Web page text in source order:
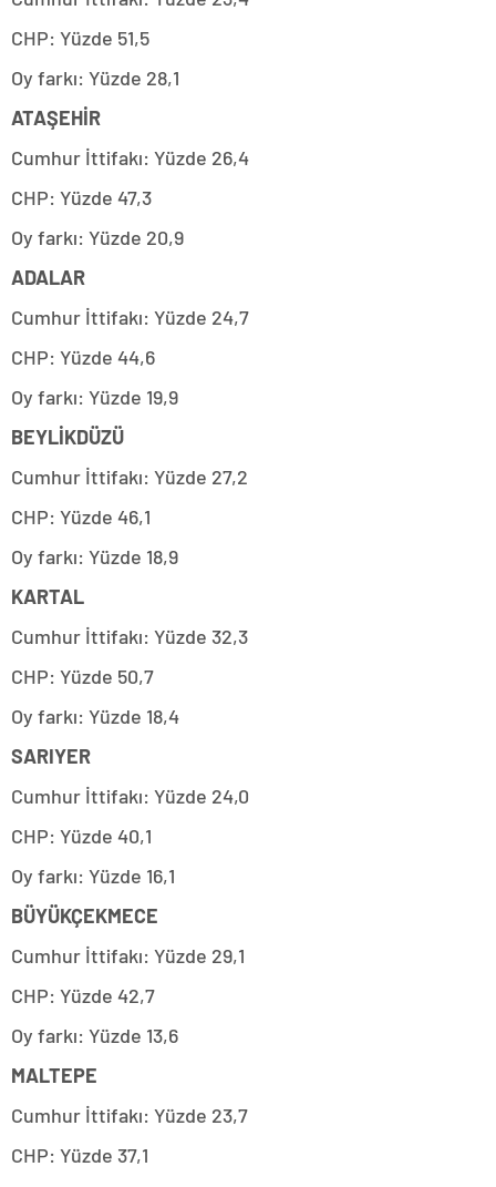
CHP: Yüzde 51,5
Oy farkı: Yüzde 28,1
ATAŞEHİR
Cumhur İttifakı: Yüzde 26,4
CHP: Yüzde 47,3
Oy farkı: Yüzde 20,9
ADALAR
Cumhur İttifakı: Yüzde 24,7
CHP: Yüzde 44,6
Oy farkı: Yüzde 19,9
BEYLİKDÜZÜ
Cumhur İttifakı: Yüzde 27,2
CHP: Yüzde 46,1
Oy farkı: Yüzde 18,9
KARTAL
Cumhur İttifakı: Yüzde 32,3
CHP: Yüzde 50,7
Oy farkı: Yüzde 18,4
SARIYER
Cumhur İttifakı: Yüzde 24,0
CHP: Yüzde 40,1
Oy farkı: Yüzde 16,1
BÜYÜKÇEKMECE
Cumhur İttifakı: Yüzde 29,1
CHP: Yüzde 42,7
Oy farkı: Yüzde 13,6
MALTEPE
Cumhur İttifakı: Yüzde 23,7
CHP: Yüzde 37,1